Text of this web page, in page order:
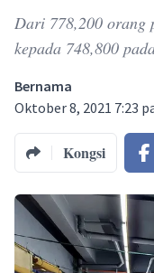
Dari 778,200 orang
kepada 748,800
Bernama
Oktober 8, 2021 7:23
Kongsi